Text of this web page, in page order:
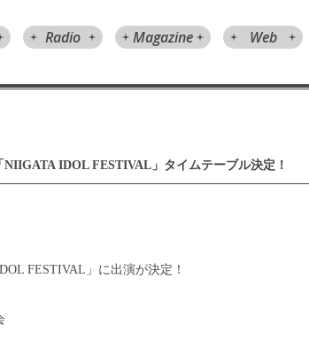
Radio Magazine Web
NIIGATA IDOL FESTIVAL」タイムテーブル決定！
FESTIVAL」に出演が決定！